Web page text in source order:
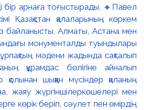
бір арнаға тоғыстырады. 🔸Павел
Қазақстан қалаларының көркем
байланысты, Алматы, Астана мен
монументалды туындылары
мәдени жадында сақталып
құрамдас бөлігіне айналып
шыққан мүсіндер қаланың
жаяу жүргіншілеркөшелері мен
көрік беріп, сәулет пен өмірдің